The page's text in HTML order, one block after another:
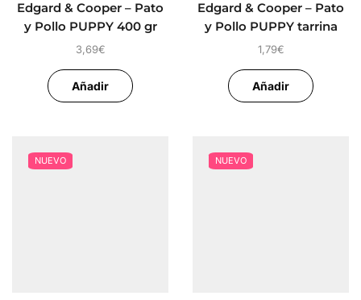
Edgard & Cooper – Pato
y Pollo PUPPY 400 gr
3,69€
Añadir
Edgard & Cooper – Pato
y Pollo PUPPY tarrina
perro 150 gr
1,79€
Añadir
NUEVO NUEVO